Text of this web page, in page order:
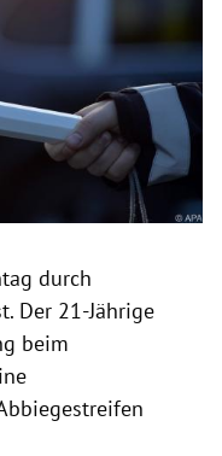
durch
Der 21-Jährige
beim